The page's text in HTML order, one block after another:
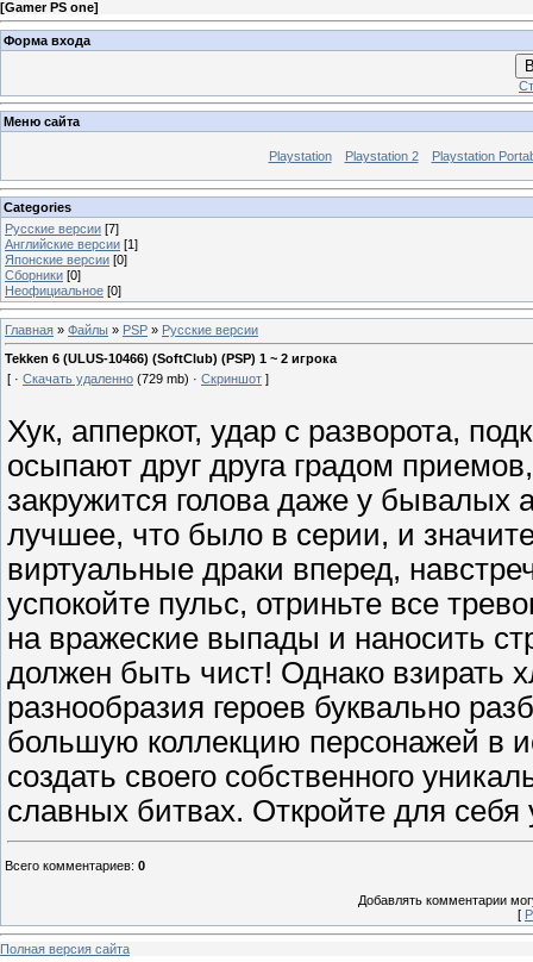
[Gamer PS one]
Форма входа
Меню сайта
Playstation Playstation 2 Playstation
Categories
Русские версии [7]
Английские версии [1]
Японские версии [0]
Сборники [0]
Неофициальное [0]
Главная » Файлы » PSP » Русские версии
Tekken 6 (ULUS-10466) (SoftClub) (PSP) 1 ~ 2 игрока
[ · Скачать удаленно (729 mb) · Скриншот ]
Хук, апперкот, удар с разворота,
осыпают друг друга градом
закружится голова даже у бывалых
лучшее, что было в серии, и
виртуальные драки вперед,
успокойте пульс, отриньте все
на вражеские выпады и наносить
должен быть чист! Однако взирать
разнообразия героев буквально
большую коллекцию персонажей в
создать своего собственного
славных битвах. Откройте для
Всего комментариев: 0
Добавлять комментарии
[
Полная версия сайта